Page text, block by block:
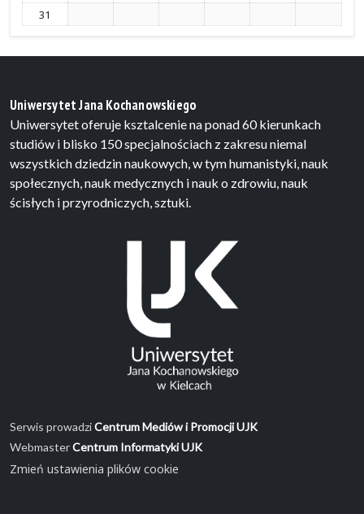
31
Uniwersytet Jana Kochanowskiego
Uniwersytet oferuje ksztalcenie na ponad 60 kierunkach
studiów i blisko 150 specjalnościach z zakresu niemal
wszystkich dziedzin naukowych, w tym humanistyki, nauk
społecznych, nauk medycznych i nauk o zdrowiu, nauk
ścisłych i przyrodniczych, sztuki.
Serwis prowadziCentrum Mediów i Promocji UJK
WebmasterCentrum Informatyki UJK
Zmień ustawienia plików cookie